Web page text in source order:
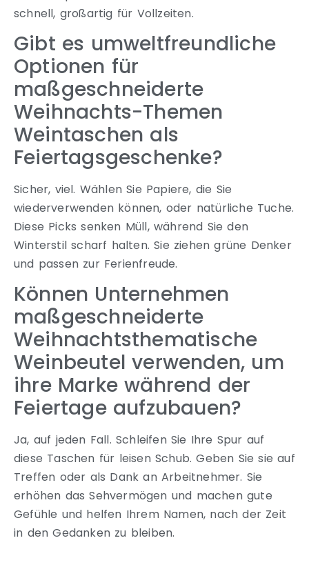
schnell, großartig für Vollzeiten.
Gibt es umweltfreundliche
Optionen für
maßgeschneiderte
Weihnachts-Themen
Weintaschen als
Feiertagsgeschenke?
Sicher, viel. Wählen Sie Papiere, die Sie
wiederverwenden können, oder natürliche Tuche.
Diese Picks senken Müll, während Sie den
Winterstil scharf halten. Sie ziehen grüne Denker
und passen zur Ferienfreude.
Können Unternehmen
maßgeschneiderte
Weihnachtsthematische
Weinbeutel verwenden, um
ihre Marke während der
Feiertage aufzubauen?
Ja, auf jeden Fall. Schleifen Sie Ihre Spur auf
diese Taschen für leisen Schub. Geben Sie sie auf
Treffen oder als Dank an Arbeitnehmer. Sie
erhöhen das Sehvermögen und machen gute
Gefühle und helfen Ihrem Namen, nach der Zeit
in den Gedanken zu bleiben.